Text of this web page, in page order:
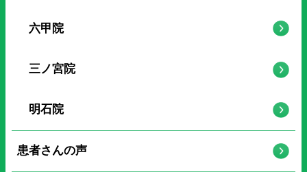
六甲院
三ノ宮院
明石院
患者さんの声